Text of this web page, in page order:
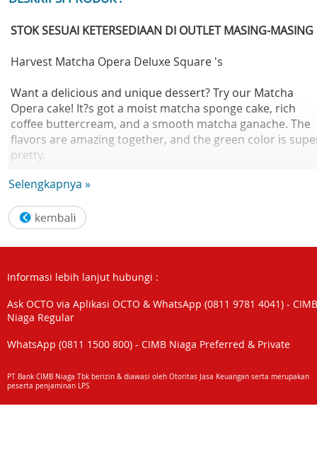
STOK SESUAI KETERSEDIAAN DI OUTLET MASING-MASING
Harvest Matcha Opera Deluxe Square 's
Want a delicious and unique dessert? Try our Matcha
Opera cake! It?s got a moist matcha sponge cake, rich
coffee buttercream, and a smooth matcha ganache. The
flavors are amazing together, and the green color is
pretty.
Selengkapnya »
Informasi lebih lanjut hubungi :
Ask OCTO via Aplikasi OCTO & WhatsApp (0811 9781 4041) - CIMB
Niaga Regular
WhatsApp (0811 1500 800) - CIMB Niaga Preferred & Private
PT Bank CIMB Niaga Tbk berizin & diawasi oleh Otoritas Jasa Keuangan serta merupakan
peserta penjaminan LPS